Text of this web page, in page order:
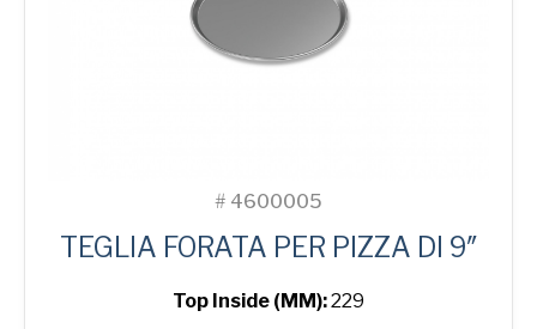
# 4600005
TEGLIA FORATA PER PIZZA DI 9″
Top Inside (MM):229